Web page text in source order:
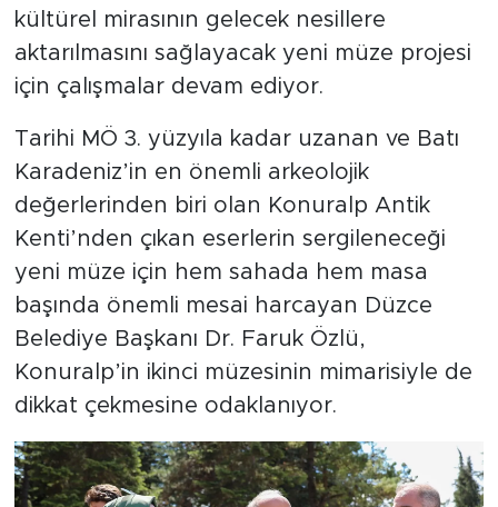
kültürel mirasının gelecek nesillere
aktarılmasını sağlayacak yeni müze projesi
için çalışmalar devam ediyor.
Tarihi MÖ 3. yüzyıla kadar uzanan ve Batı
Karadeniz’in en önemli arkeolojik
değerlerinden biri olan Konuralp Antik
Kenti’nden çıkan eserlerin sergileneceği
yeni müze için hem sahada hem masa
başında önemli mesai harcayan Düzce
Belediye Başkanı Dr. Faruk Özlü,
Konuralp’in ikinci müzesinin mimarisiyle de
dikkat çekmesine odaklanıyor.